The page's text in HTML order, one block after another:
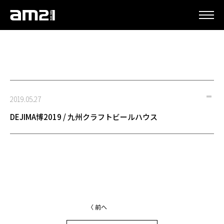
2019.05.27
DEJIMA博2019 / 九州クラフトビールハウス
〈 前へ